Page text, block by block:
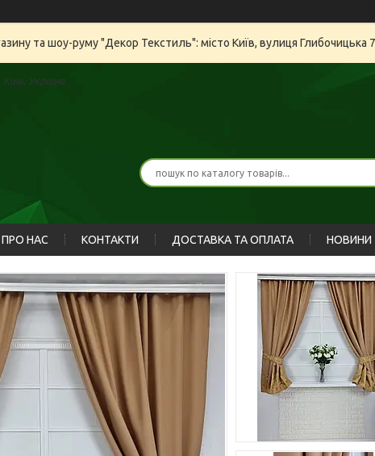
та шоу-руму "Декор Текстиль": місто Київ, вулиця
Україна
ПРО НАС КОНТАКТИ ДОСТАВКА ТА ОПЛАТА НОВИНИ